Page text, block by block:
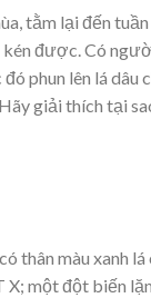
tằm lại đến
kén được. Có
phun lên lá dâu
giải thích tại
thân màu xanh
một đột biến